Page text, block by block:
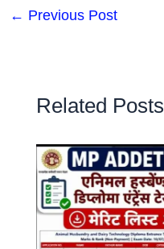
← Previous Post
Related Posts